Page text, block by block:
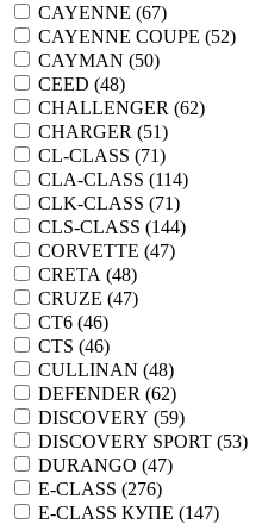
CAYENNE (67)
CAYENNE COUPE (52)
CAYMAN (50)
CEED (48)
CHALLENGER (62)
CHARGER (51)
CL-CLASS (71)
CLA-CLASS (114)
CLK-CLASS (71)
CLS-CLASS (144)
CORVETTE (47)
CRETA (48)
CRUZE (47)
CT6 (46)
CTS (46)
CULLINAN (48)
DEFENDER (62)
DISCOVERY (59)
DISCOVERY SPORT (53)
DURANGO (47)
E-CLASS (276)
E-CLASS КУПЕ (147)